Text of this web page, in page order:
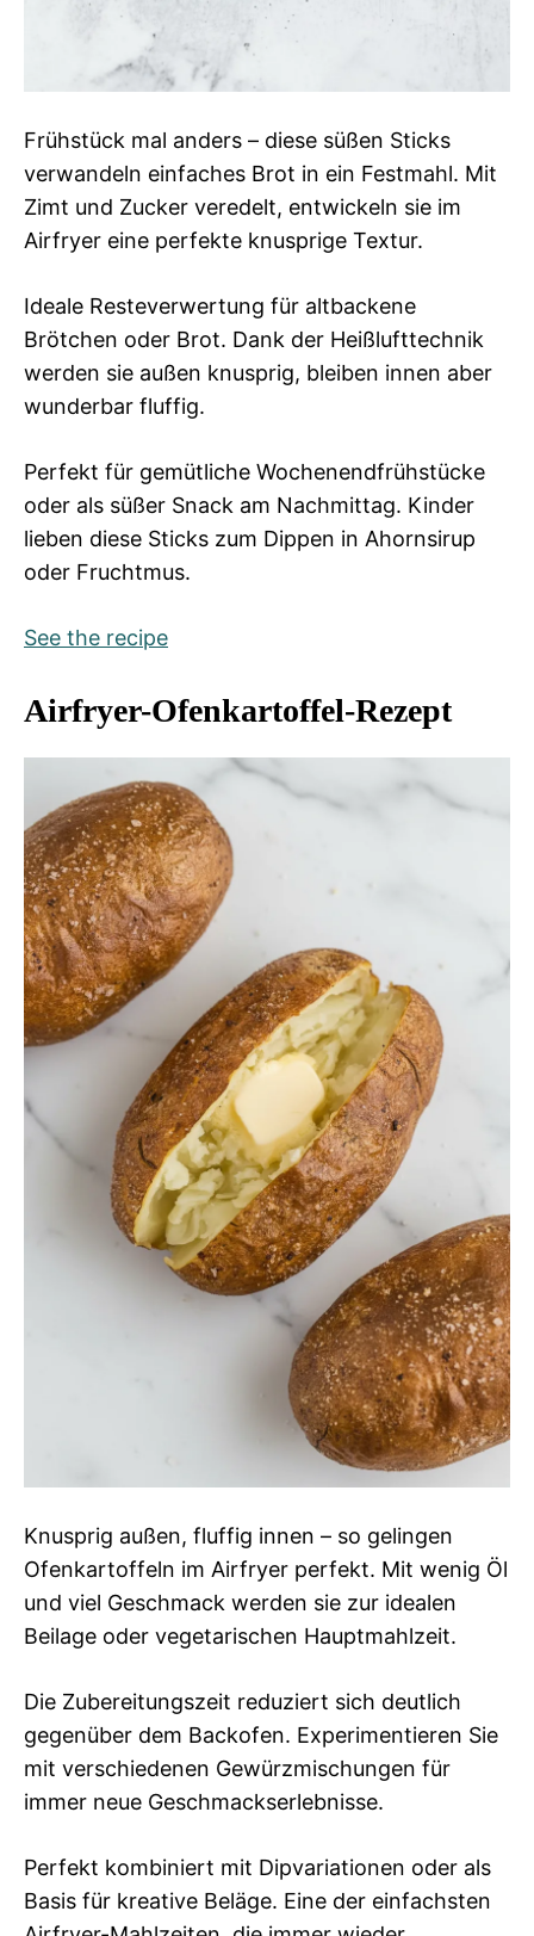
Frühstück mal anders – diese süßen Sticks
verwandeln einfaches Brot in ein Festmahl. Mit
Zimt und Zucker veredelt, entwickeln sie im
Airfryer eine perfekte knusprige Textur.
Ideale Resteverwertung für altbackene
Brötchen oder Brot. Dank der Heißlufttechnik
werden sie außen knusprig, bleiben innen aber
wunderbar fluffig.
Perfekt für gemütliche Wochenendfrühstücke
oder als süßer Snack am Nachmittag. Kinder
lieben diese Sticks zum Dippen in Ahornsirup
oder Fruchtmus.
See the recipe
Airfryer-Ofenkartoffel-Rezept
Knusprig außen, fluffig innen – so gelingen
Ofenkartoffeln im Airfryer perfekt. Mit wenig Öl
und viel Geschmack werden sie zur idealen
Beilage oder vegetarischen Hauptmahlzeit.
Die Zubereitungszeit reduziert sich deutlich
gegenüber dem Backofen. Experimentieren Sie
mit verschiedenen Gewürzmischungen für
immer neue Geschmackserlebnisse.
Perfekt kombiniert mit Dipvariationen oder als
Basis für kreative Beläge. Eine der einfachsten